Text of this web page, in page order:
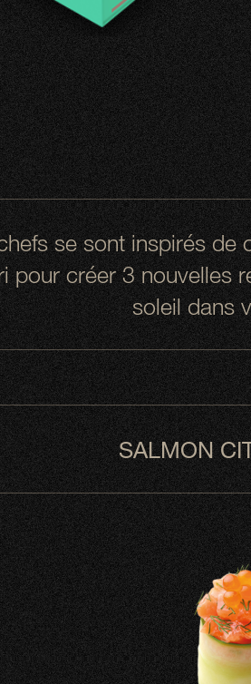
se sont inspirés de
pour créer 3 nouvelles
soleil dans
SALMON